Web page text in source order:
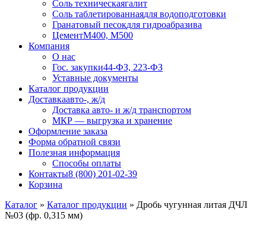
Соль техническаягалит
Соль таблетированнаядля водоподготовки
Гранатовый песокдля гидроабразива
ЦементМ400, М500
Компания
О нас
Гос. закупки44-ФЗ, 223-ФЗ
Уставные документы
Каталог продукции
Доставкаавто-, ж/д
Доставка авто- и ж/д транспортом
МКР — выгрузка и хранение
Оформление заказа
Форма обратной связи
Полезная информация
Способы оплаты
Контакты8 (800) 201-02-39
Корзина
Каталог » Каталог продукции » Дробь чугунная литая ДЧЛ
№03 (фр. 0,315 мм)